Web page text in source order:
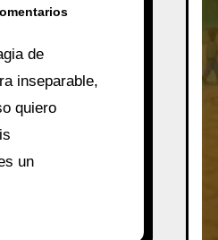
de
inseparable,
quiero
un